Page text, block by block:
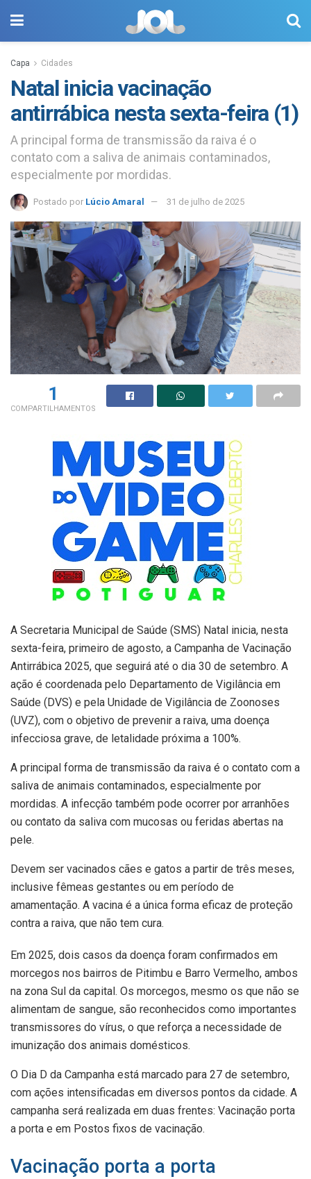
Capa Cidades
Natal inicia vacinação
antirrábica nesta sexta-feira (1)
A principal forma de transmissão da raiva é o
contato com a saliva de animais contaminados,
especialmente por mordidas.
Postado por Lúcio Amaral 31 de julho de 2025
1
COMPARTILHAMENTOS
A Secretaria Municipal de Saúde (SMS) Natal inicia, nesta
sexta-feira, primeiro de agosto, a Campanha de Vacinação
Antirrábica 2025, que seguirá até o dia 30 de setembro. A
ação é coordenada pelo Departamento de Vigilância em
Saúde (DVS) e pela Unidade de Vigilância de Zoonoses
(UVZ), com o objetivo de prevenir a raiva, uma doença
infecciosa grave, de letalidade próxima a 100%.
A principal forma de transmissão da raiva é o contato com a
saliva de animais contaminados, especialmente por
mordidas. A infecção também pode ocorrer por arranhões
ou contato da saliva com mucosas ou feridas abertas na
pele.
Devem ser vacinados cães e gatos a partir de três meses,
inclusive fêmeas gestantes ou em período de
amamentação. A vacina é a única forma eficaz de proteção
contra a raiva, que não tem cura.
Em 2025, dois casos da doença foram confirmados em
morcegos nos bairros de Pitimbu e Barro Vermelho, ambos
na zona Sul da capital. Os morcegos, mesmo os que não se
alimentam de sangue, são reconhecidos como importantes
transmissores do vírus, o que reforça a necessidade de
imunização dos animais domésticos.
O Dia D da Campanha está marcado para 27 de setembro,
com ações intensificadas em diversos pontos da cidade. A
campanha será realizada em duas frentes: Vacinação porta
a porta e em Postos fixos de vacinação.
Vacinação porta a porta